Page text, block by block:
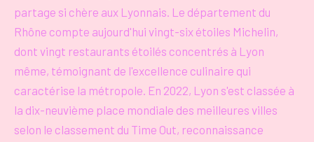
partage si chère aux Lyonnais. Le département du
Rhône compte aujourd'hui vingt-six étoiles Michelin,
dont vingt restaurants étoilés concentrés à Lyon
même, témoignant de l'excellence culinaire qui
caractérise la métropole. En 2022, Lyon s'est classée à
la dix-neuvième place mondiale des meilleures villes
selon le classement du Time Out, reconnaissance